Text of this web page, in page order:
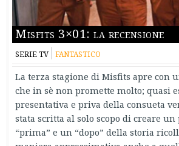
Misfits 3×01: la recensione
SERIE TV FANTASTICO
La terza stagione di Misfits apre con
che in sè non promette molto; quasi
presentativa e priva della consueta
stata scritta al solo scopo di creare
“prima” e un “dopo” della storia